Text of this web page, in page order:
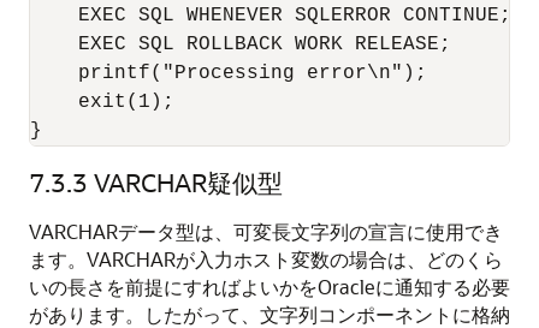
    EXEC SQL WHENEVER SQLERROR CONTINUE;
    EXEC SQL ROLLBACK WORK RELEASE;
    printf("Processing error\n");
    exit(1);
}
7.3.3 VARCHAR疑似型
VARCHARデータ型は、可変長文字列の宣言に使用でき
ます。VARCHARが入力ホスト変数の場合は、どのくら
いの長さを前提にすればよいかをOracleに通知する必要
があります。したがって、文字列コンポーネントに格納